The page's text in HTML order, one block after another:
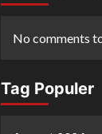
No comments
Tag Populer